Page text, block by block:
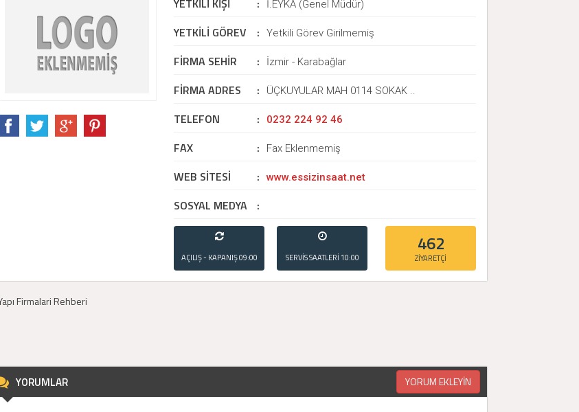
YETKİLİ KİŞİ : İ.EYKA (Genel Müdür)
YETKİLİ GÖREV : Yetkili Görev Girilmemiş
FİRMA SEHİR : İzmir - Karabağlar
FİRMA ADRES : ÜÇKUYULAR MAH 0114 SOKAK ..
TELEFON : 0232 224 92 46
FAX : Fax Eklenmemiş
WEB SİTESİ : www.essizinsaat.net
SOSYAL MEDYA :
AÇILIŞ - KAPANIŞ09:00
- 21:00
SERVİS SAATLERİ 10:00
- 20:00
462
ZİYARETÇİ
YORUMLAR YORUM EKLEYİN